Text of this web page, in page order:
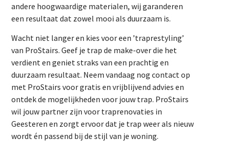
andere hoogwaardige materialen, wij garanderen
een resultaat dat zowel mooi als duurzaam is.
Wacht niet langer en kies voor een ’traprestyling’
van ProStairs. Geef je trap de make-over die het
verdient en geniet straks van een prachtig en
duurzaam resultaat. Neem vandaag nog contact op
met ProStairs voor gratis en vrijblijvend advies en
ontdek de mogelijkheden voor jouw trap. ProStairs
wil jouw partner zijn voor traprenovaties in
Geesteren en zorgt ervoor dat je trap weer als nieuw
wordt én passend bij de stijl van je woning.